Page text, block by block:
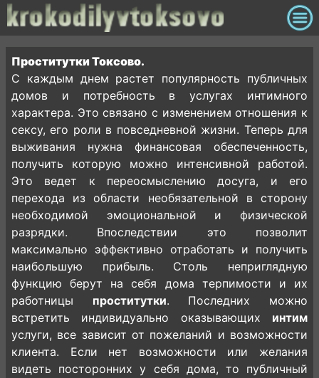
Проститутки Токсово.
С каждым днем растет популярность публичных
домов и потребность в услугах интимного
характера. Это связано с изменением отношения к
сексу, его роли в повседневной жизни. Теперь для
выживания нужна финансовая обеспеченность,
получить которую можно интенсивной работой.
Это ведет к переосмыслению досуга, и его
перехода из области необязательной в сторону
необходимой эмоциональной и физической
разрядки. Впоследствии это позволит
максимально эффективно отработать и получить
наибольшую прибыль. Столь неприглядную
функцию берут на себя дома терпимости и их
работницы проститутки. Последних можно
встретить индивидуально оказывающих интим
услуги, все зависит от пожеланий и возможности
клиента. Если нет возможности или желания
видеть посторонних у себя дома, то публичный